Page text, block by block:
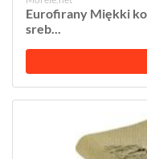
Eurofirany Miękki
sreb...